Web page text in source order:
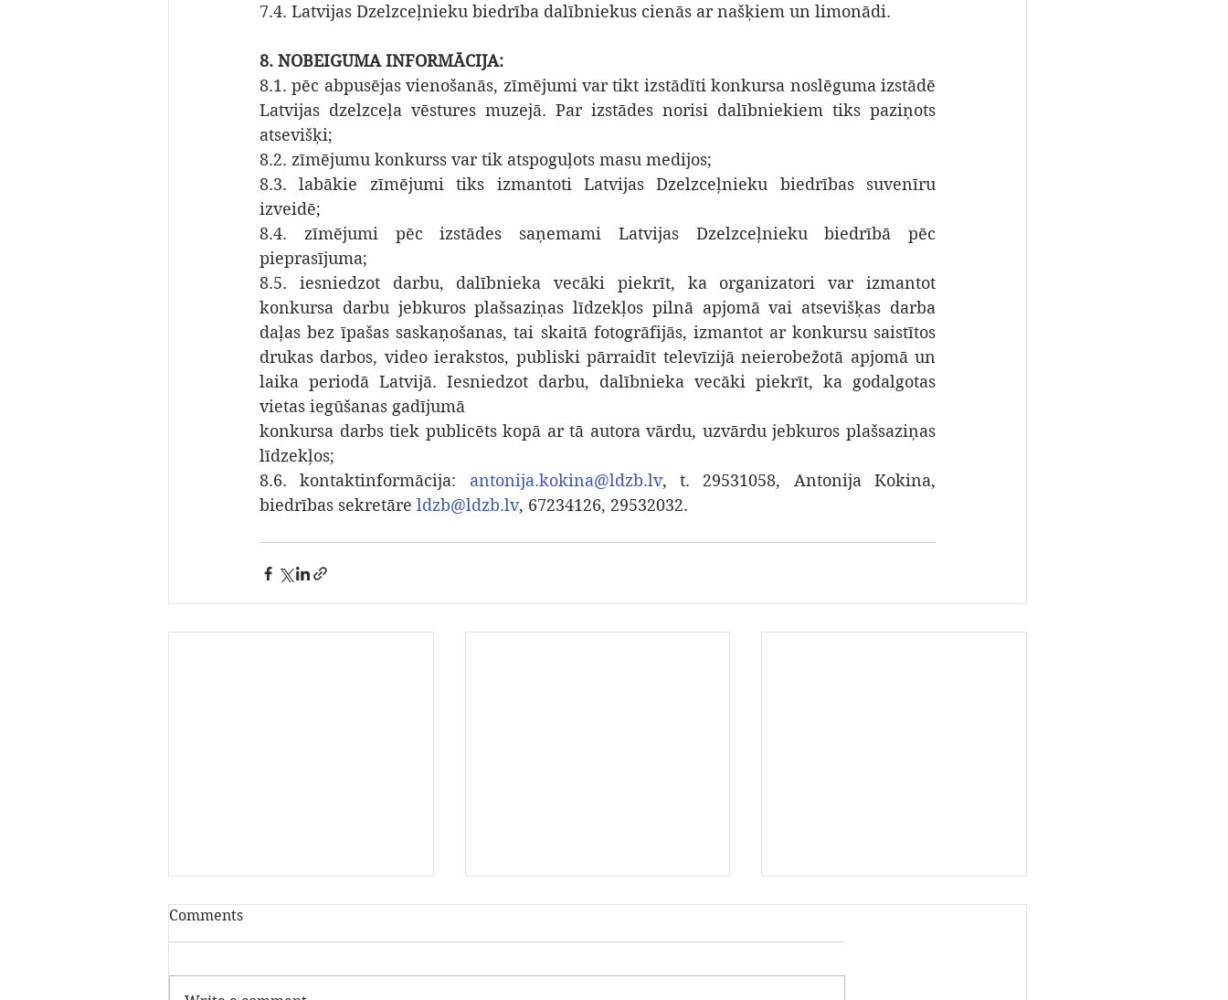
7.4. Latvijas Dzelzceļnieku biedrība dalībniekus cienās ar našķiem un limonādi.
8. NOBEIGUMA INFORMĀCIJA:
8.1. pēc abpusējas vienošanās, zīmējumi var tikt izstādīti konkursa noslēguma izstādē
Latvijas dzelzceļa vēstures muzejā. Par izstādes norisi dalībniekiem tiks paziņots
atsevišķi;
8.2. zīmējumu konkurss var tik atspoguļots masu medijos;
8.3. labākie zīmējumi tiks izmantoti Latvijas Dzelzceļnieku biedrības suvenīru
izveidē;
8.4. zīmējumi pēc izstādes saņemami Latvijas Dzelzceļnieku biedrībā pēc
pieprasījuma;
8.5. iesniedzot darbu, dalībnieka vecāki piekrīt, ka organizatori var izmantot
konkursa darbu jebkuros plašsaziņas līdzekļos pilnā apjomā vai atsevišķas darba
daļas bez īpašas saskaņošanas, tai skaitā fotogrāfijās, izmantot ar konkursu saistītos
drukas darbos, video ierakstos, publiski pārraidīt televīzijā neierobežotā apjomā un
laika periodā Latvijā. Iesniedzot darbu, dalībnieka vecāki piekrīt, ka godalgotas
vietas iegūšanas gadījumā
konkursa darbs tiek publicēts kopā ar tā autora vārdu, uzvārdu jebkuros plašsaziņas
līdzekļos;
8.6. kontaktinformācija: antonija.kokina@ldzb.lv, t. 29531058, Antonija Kokina,
biedrības sekretāre ldzb@ldzb.lv, 67234126, 29532032.
Comments